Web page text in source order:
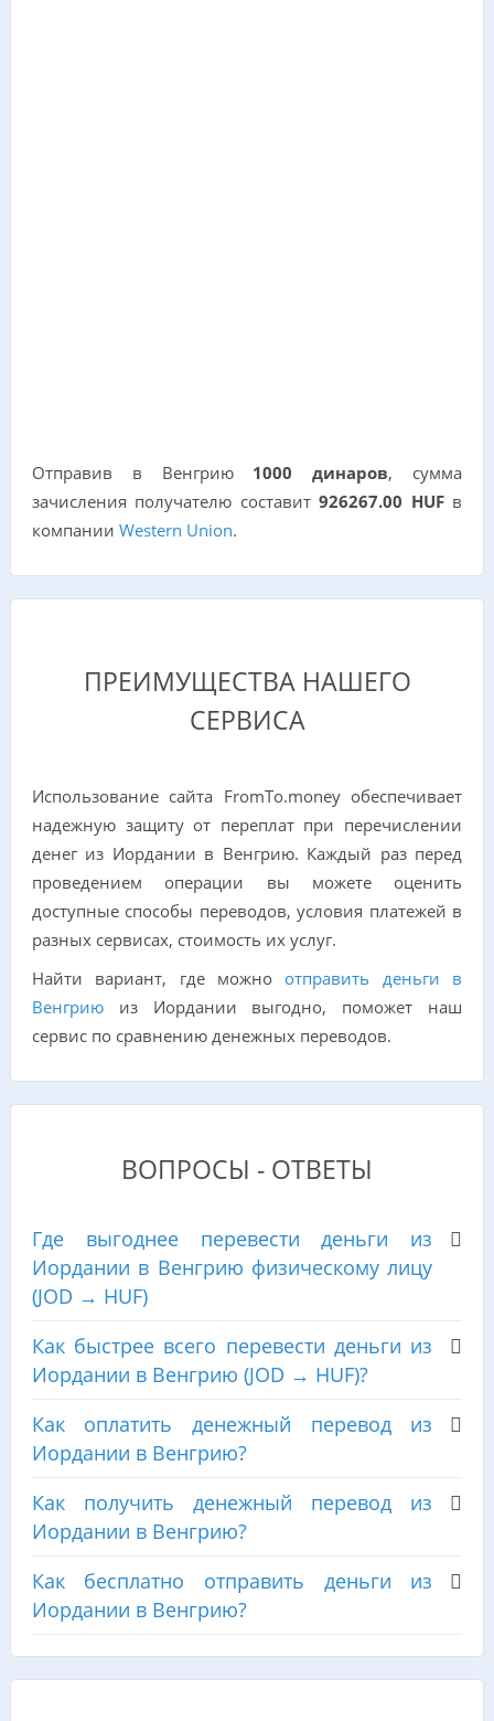
Отправив в Венгрию 1000 динаров, сумма
зачисления получателю составит926267.00 HUFв
компании Western Union.
ПРЕИМУЩЕСТВА НАШЕГО
СЕРВИСА
Использование сайта FromTo.money обеспечивает
надежную защиту от переплат при перечислении
денег из Иордании в Венгрию. Каждый раз перед
проведением операции вы можете оценить
доступные способы переводов, условия платежей в
разных сервисах, стоимость их услуг.
Найти вариант, где можно отправить деньги в
Венгриюиз Иордании выгодно, поможет наш
сервис по сравнению денежных переводов.
ВОПРОСЫ - ОТВЕТЫ
Где выгоднее перевести деньги из
Иордании в Венгрию физическому лицу
(JOD → HUF)
Как быстрее всего перевести деньги из
Иордании в Венгрию (JOD → HUF)?
Как оплатить денежный перевод из
Иордании в Венгрию?
Как получить денежный перевод из
Иордании в Венгрию?
Как бесплатно отправить деньги из
Иордании в Венгрию?